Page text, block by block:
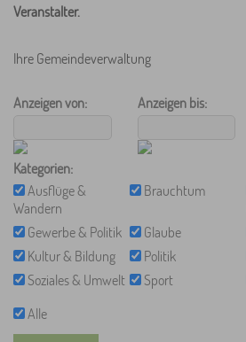
Veranstalter.
Ihre Gemeindeverwaltung
Anzeigen von: Anzeigen bis:
Kategorien:
Ausflüge &
Wandern
Brauchtum
Gewerbe & Politik
Glaube
Kultur & Bildung
Politik
Soziales & Umwelt
Sport
Alle